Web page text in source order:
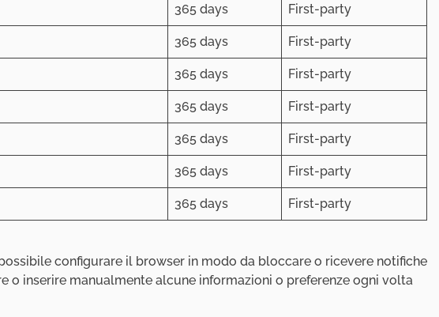
365 days First-party
365 days First-party
365 days First-party
365 days First-party
365 days First-party
365 days First-party
365 days First-party
configurare il browser in modo da bloccare o ricevere notifiche
inserire manualmente alcune informazioni o preferenze ogni volta